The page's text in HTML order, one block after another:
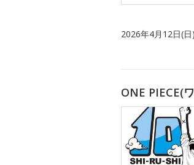
2026年4月12日(
ONE PIECE(